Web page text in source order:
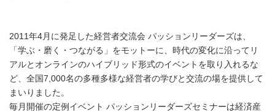
2011年4月に発足した経営者交流会 パッションリーダーズは、
「学ぶ・磨く・つながる」をモットーに、時代の変化に沿ってリ
アルとオンラインのハイブリッド形式のイベントを取り入れるな
ど、全国7,000名の多種多様な経営者の学びと交流の場を提供して
まいりました。
毎月開催の定例イベント パッションリーダーズセミナーは経済産